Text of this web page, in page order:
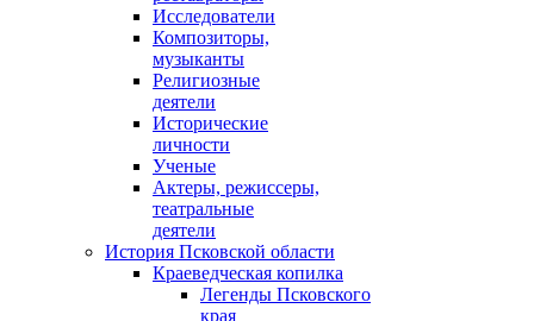
Исследователи
Композиторы,
музыканты
Религиозные
деятели
Исторические
личности
Ученые
Актеры, режиссеры,
театральные
деятели
История Псковской области
Краеведческая копилка
Легенды Псковского
края